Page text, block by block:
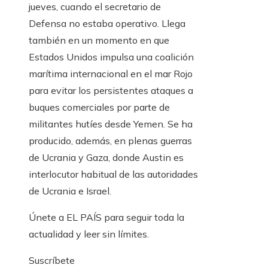
jueves, cuando el secretario de
Defensa no estaba operativo. Llega
también en un momento en que
Estados Unidos impulsa una coalición
marítima internacional en el mar Rojo
para evitar los persistentes ataques a
buques comerciales por parte de
militantes hutíes desde Yemen. Se ha
producido, además, en plenas guerras
de Ucrania y Gaza, donde Austin es
interlocutor habitual de las autoridades
de Ucrania e Israel.
Únete a EL PAÍS para seguir toda la
actualidad y leer sin límites.
Suscríbete